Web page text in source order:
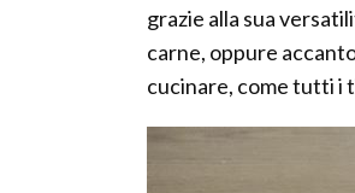
grazie alla sua
carne, oppure
cucinare, come tutti i